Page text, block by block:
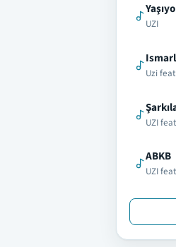
UZI
Uzi
UZI
ABKB
UZI